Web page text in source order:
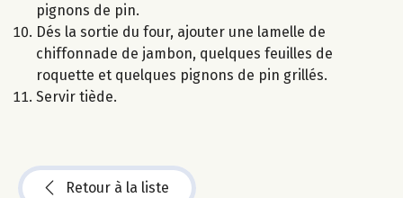
pignons de pin.
Dés la sortie du four, ajouter une lamelle de
chiffonnade de jambon, quelques feuilles de
roquette et quelques pignons de pin grillés.
Servir tiède.
Retour à la liste